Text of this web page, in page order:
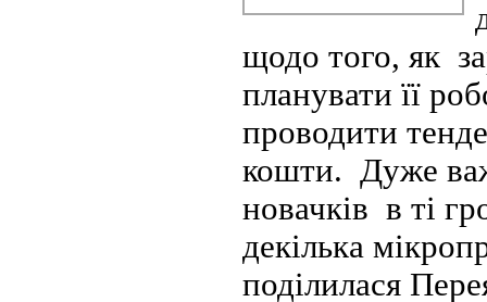
щодо того, як
планувати її
проводити
кошти. Дуже
новачків в ті
декілька
поділилася